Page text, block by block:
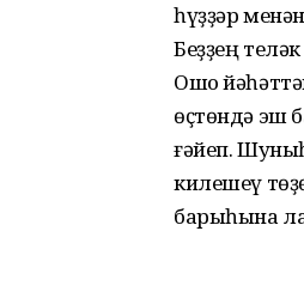
һүҙҙәр
Беҙҙең
Ошо
өҫтөндә эш
ғәйеп.
килешеү
барыһына